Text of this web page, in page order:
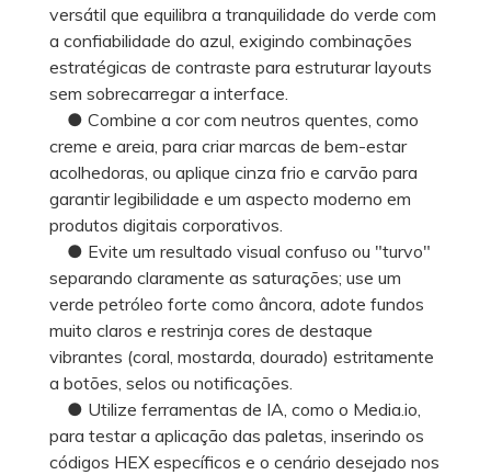
versátil que equilibra a tranquilidade do verde com
a confiabilidade do azul, exigindo combinações
estratégicas de contraste para estruturar layouts
sem sobrecarregar a interface.
● Combine a cor com neutros quentes, como
creme e areia, para criar marcas de bem-estar
acolhedoras, ou aplique cinza frio e carvão para
garantir legibilidade e um aspecto moderno em
produtos digitais corporativos.
● Evite um resultado visual confuso ou "turvo"
separando claramente as saturações; use um
verde petróleo forte como âncora, adote fundos
muito claros e restrinja cores de destaque
vibrantes (coral, mostarda, dourado) estritamente
a botões, selos ou notificações.
● Utilize ferramentas de IA, como o Media.io,
para testar a aplicação das paletas, inserindo os
códigos HEX específicos e o cenário desejado nos